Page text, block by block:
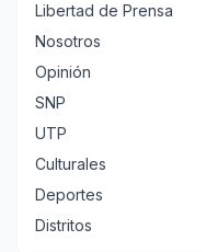
Libertad de Prensa
Nosotros
Opinión
SNP
UTP
Culturales
Deportes
Distritos